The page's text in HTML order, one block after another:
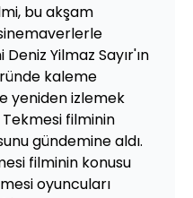
bu akşam
Yilmaz Sayır'ın
kaleme
yeniden izlemek
Tekmesi filminin
gündemine aldı.
filminin konusu
oyuncuları